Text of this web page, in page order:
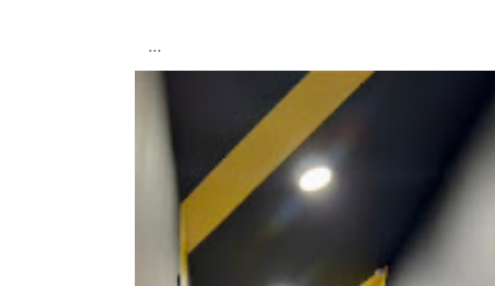
...